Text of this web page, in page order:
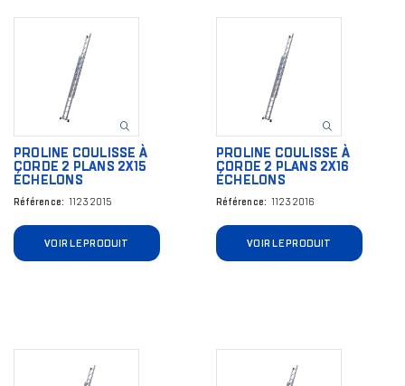
PROLINE COULISSE À
CORDE 2 PLANS 2X15
ÉCHELONS
Référence 11232015
VOIR LE PRODUIT
PROLINE COULISSE À
CORDE 2 PLANS 2X16
ÉCHELONS
Référence 11232016
VOIR LE PRODUIT